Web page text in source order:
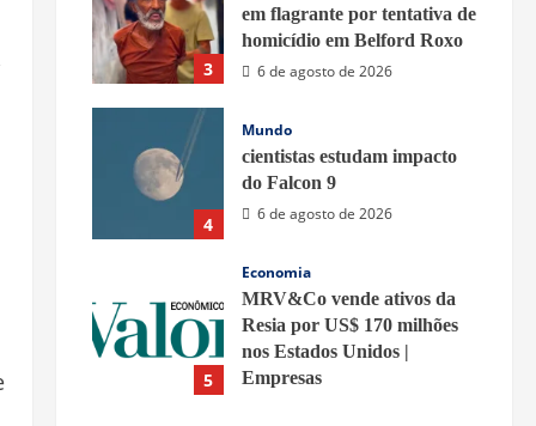
3
em flagrante por tentativa de
homicídio em Belford Roxo
6 de agosto de 2026
4
Mundo
cientistas estudam impacto
do Falcon 9
6 de agosto de 2026
5
Economia
MRV&Co vende ativos da
Resia por US$ 170 milhões
nos Estados Unidos |
Empresas